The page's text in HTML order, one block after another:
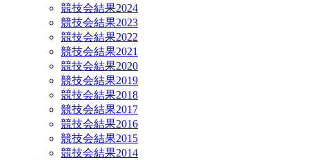
競技会結果2024
競技会結果2023
競技会結果2022
競技会結果2021
競技会結果2020
競技会結果2019
競技会結果2018
競技会結果2017
競技会結果2016
競技会結果2015
競技会結果2014